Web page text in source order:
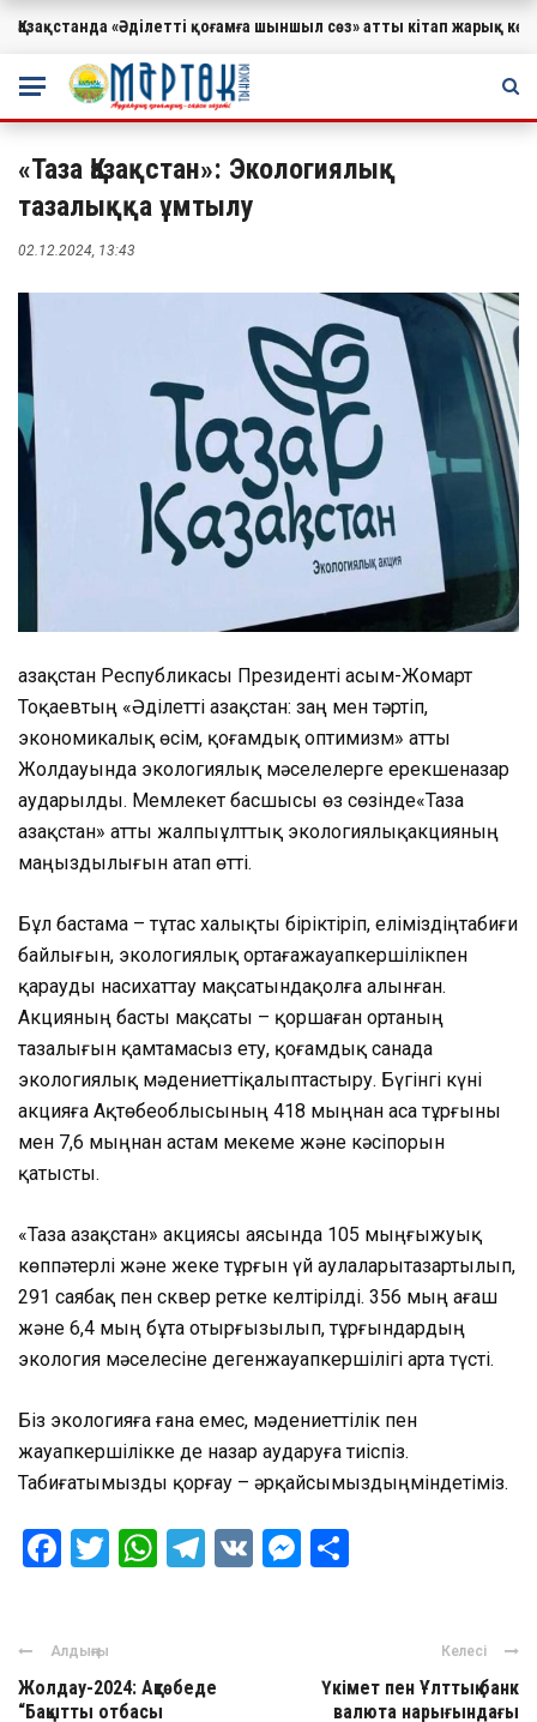
МАҢЫЗДЫ
Қазақстанда «Әділетті қоғамға шыншыл сөз» атты кітап жарық
«Таза Қазақстан»: Экологиялық
тазалыққа ұмтылу
02.12.2024, 13:43
Қазақстан Республикасы Президенті Қасым-Жомарт
Тоқаевтың «Әділетті Қазақстан: заң мен тәртіп,
экономикалық өсім, қоғамдық оптимизм» атты
Жолдауында экологиялық мәселелерге ерекшеназар
аударылды. Мемлекет басшысы өз сөзінде«Таза
Қазақстан» атты жалпыұлттық экологиялықакцияның
маңыздылығын атап өтті.
Бұл бастама – тұтас халықты біріктіріп, еліміздіңтабиғи
байлығын, экологиялық ортағажауапкершілікпен
қарауды насихаттау мақсатындақолға алынған.
Акцияның басты мақсаты – қоршаған ортаның
тазалығын қамтамасыз ету, қоғамдық санада
экологиялық мәдениеттіқалыптастыру. Бүгінгі күні
акцияға Ақтөбеоблысының 418 мыңнан аса тұрғыны
мен 7,6 мыңнан астам мекеме және кәсіпорын
қатысты.
«Таза Қазақстан» акциясы аясында 105 мыңғыжуық
көппәтерлі және жеке тұрғын үй аулаларытазартылып,
291 саябақ пен сквер ретке келтірілді. 356 мың ағаш
және 6,4 мың бұта отырғызылып, тұрғындардың
экология мәселесіне дегенжауапкершілігі арта түсті.
Біз экологияға ғана емес, мәдениеттілік пен
жауапкершілікке де назар аударуға тиіспіз.
Табиғатымызды қорғау – әрқайсымыздыңміндетіміз.
Facebook
Twitter
WhatsApp
Telegram
VK Messenger
Алдыңғы
Жолдау-2024: Ақтөбеде
“Бақытты отбасы
Келесі
Үкімет пен Ұлттық банк
валюта нарығындағы